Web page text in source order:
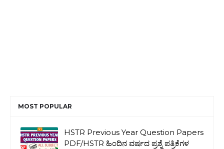
MOST POPULAR
HSTR Previous Year Question Papers
PDF/HSTR ಹಿಂದಿನ ವರ್ಷದ ಪ್ರಶ್ನೆ ಪತ್ರಿಕೆಗಳ